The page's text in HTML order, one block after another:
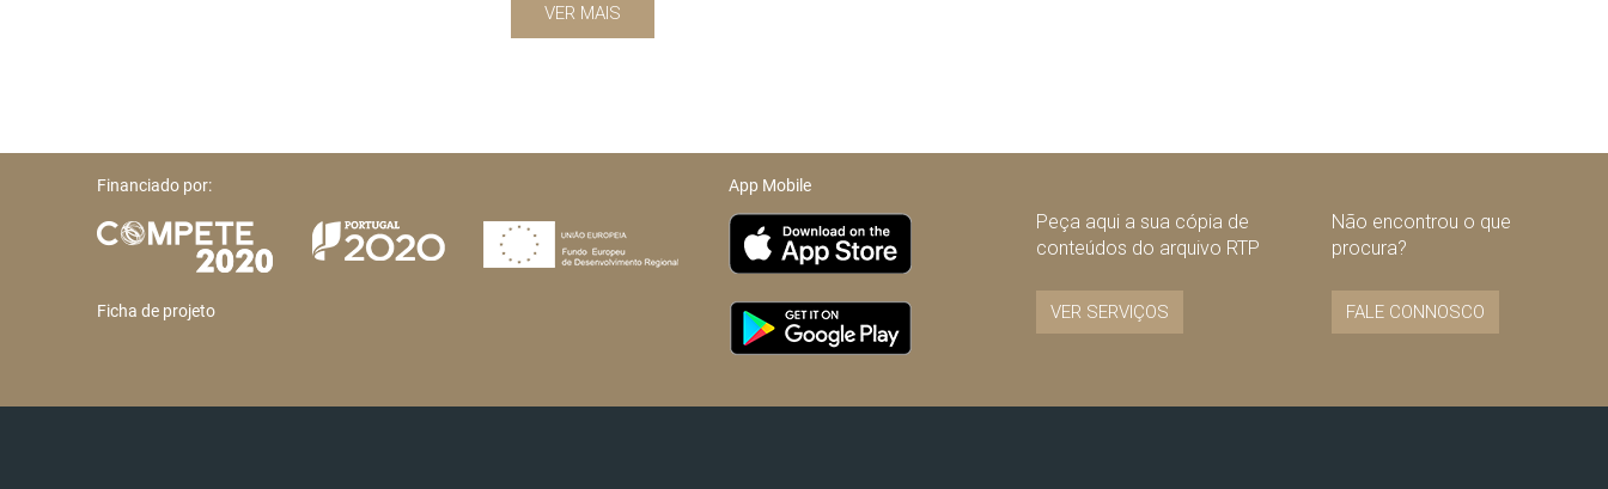
VER MAIS
Financiado por:
Ficha de projeto
App Mobile
Peça aqui a sua cópia de
conteúdos do arquivo RTP
VER SERVIÇOS
Não encontrou o que
procura?
FALE CONNOSCO